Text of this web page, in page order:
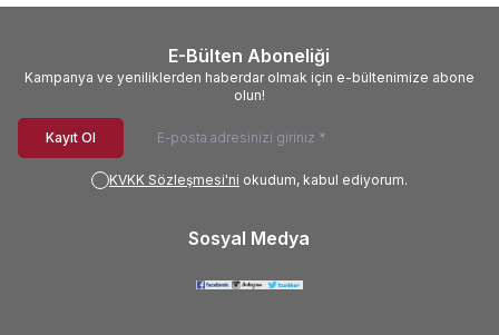
E-Bülten Aboneliği
Kampanya ve yeniliklerden haberdar olmak için e-bültenimize abone
olun!
Kayıt Ol
KVKK Sözleşmesi'ni okudum, kabul ediyorum.
Sosyal Medya